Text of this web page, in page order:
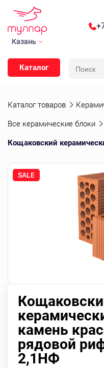
Казань
Каталог
Каталог товаров
Все керамические блоки
Кощаковский
камень
рядовой
2,1НФ